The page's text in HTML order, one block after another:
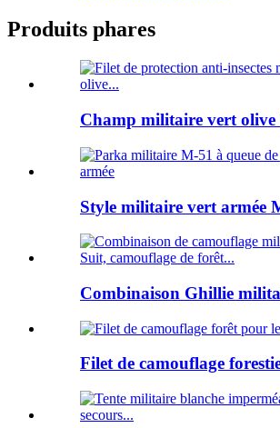
Produits phares
Champ militaire vert olive
Style militaire vert armée
Combinaison Ghillie
Filet de camouflage